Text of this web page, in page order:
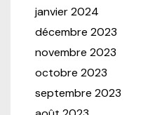
janvier 2024
décembre 2023
novembre 2023
octobre 2023
septembre 2023